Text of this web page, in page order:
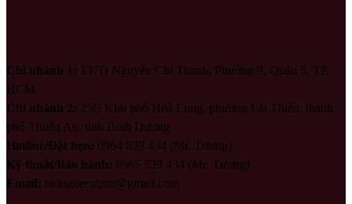
Chi nhánh 1: 137D Nguyễn Chí Thanh, Phường 9, Quận 5, TP.
HCM
Chi nhánh 2: 25C Khu phố Hoà Long, phường Lái Thiêu, thành
phố Thuận An, tỉnh Bình Dương
Hotline/Đặt hẹn: 0964 839 434 (Mr. Tương)
Kỹ thuật/Bảo hành: 0965 839 434 (Mr. Tương)
Email: tuongdecalpro@gmail.com